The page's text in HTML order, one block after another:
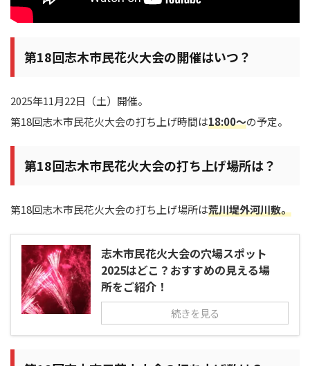
第18回志木市民花火大会の開催はいつ？
2025年11月22日（土）開催。
第18回志木市民花火大会の打ち上げ時間は18:00～の予定。
第18回志木市民花火大会の打ち上げ場所は？
第18回志木市民花火大会の打ち上げ場所は荒川堤外河川敷。
志木市民花火大会の穴場スポット
2025はどこ？おすすめの見える場
所をご紹介！
続きを見る